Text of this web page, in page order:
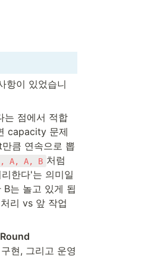
항이 있었습니
는 점에서 적합
capacity 문제
큼 연속으로 뽑
A, A, B 처럼
한다'는 의미일
는 놀고 있게 됩
리 vs 앞 작업
현, 그리고 운영